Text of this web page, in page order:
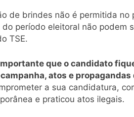
de brindes não é permitida
período eleitoral não podem
TSE.
que o candidato
atos e
a sua candidatura,
e praticou atos ilegais.